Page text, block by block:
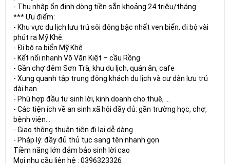
- Thu nhập ổn định dòng tiền sẵn khoảng 24 triệu/tháng
*** Ưu điểm:
- Khu vực du lịch lưu trú sôi động bậc nhất ven biển, đi bộ vài
phút ra Mỹ Khê.
- Đi bộ ra biển Mỹ Khê
- Kết nối nhanh Võ Văn Kiệt – cầu Rồng
- Gần chợ đêm Sơn Trà, khu du lịch, quán ăn, cafe
- Xung quanh tập trung đông khách du lịch và cư dân lưu trú
dài hạn
- Phù hợp đầu tư sinh lời, kinh doanh cho thuê, …
- Các tiện ích về an sinh xã hội đầy đủ: gần trường học, chợ,
bệnh viện…
- Giao thông thuận tiện đi lại dễ dàng
- Pháp lý: đầy đủ thủ tục sang tên nhanh gọn
Tiềm năng lớn đảm bảo sinh lời cao
Mọi nhu cầu liên hệ : 0396323326